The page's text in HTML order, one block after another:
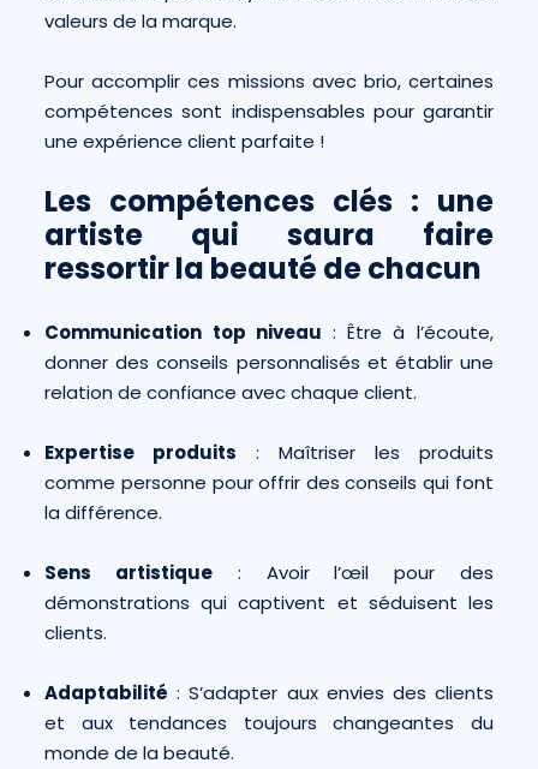
valeurs de la marque.
Pour accomplir ces missions avec brio, certaines
compétences sont indispensables pour garantir
une expérience client parfaite !
Les compétences clés : une
artiste qui saura faire
ressortir la beauté de chacun
Communication top niveau : Être à l’écoute,
donner des conseils personnalisés et établir une
relation de confiance avec chaque client.
Expertise produits : Maîtriser les produits
comme personne pour offrir des conseils qui font
la différence.
Sens artistique : Avoir l’œil pour des
démonstrations qui captivent et séduisent les
clients.
Adaptabilité : S’adapter aux envies des clients
et aux tendances toujours changeantes du
monde de la beauté.